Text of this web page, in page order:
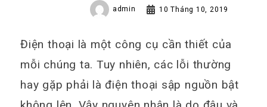
admin 10 Tháng 10, 2019
Điện thoại là một công cụ cần thiết của
mỗi chúng ta. Tuy nhiên, các lỗi thường
hay gặp phải là điện thoại sập nguồn bật